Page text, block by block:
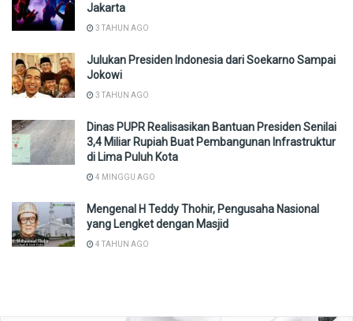
Jakarta
3 TAHUN AGO
Julukan Presiden Indonesia dari Soekarno Sampai
Jokowi
3 TAHUN AGO
Dinas PUPR Realisasikan Bantuan Presiden Senilai
3,4 Miliar Rupiah Buat Pembangunan Infrastruktur
di Lima Puluh Kota
4 MINGGU AGO
Mengenal H Teddy Thohir, Pengusaha Nasional
yang Lengket dengan Masjid
4 TAHUN AGO